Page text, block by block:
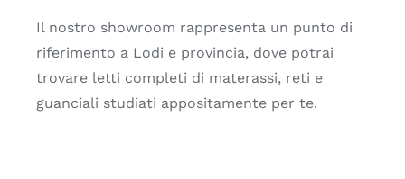
Il nostro showroom rappresenta un punto di
riferimento a Lodi e provincia, dove potrai
trovare letti completi di materassi, reti e
guanciali studiati appositamente per te.